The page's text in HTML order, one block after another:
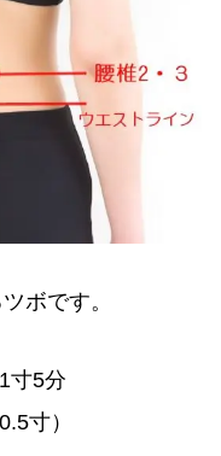
ボです。
寸5分
寸）